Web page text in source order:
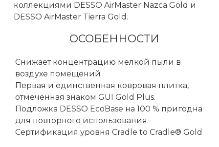
коллекциями DESSO AirMaster Nazca Gold и
DESSO AirMaster Tierra Gold.
ОСОБЕННОСТИ
Снижает концентрацию мелкой пыли в
воздухе помещений
Первая и единственная ковровая плитка,
отмеченная знаком GUI Gold Plus.
Подложка DESSO EcoBase на 100 % пригодна
для повторного использования.
Сертификация уровня Cradle to Cradle® Gold